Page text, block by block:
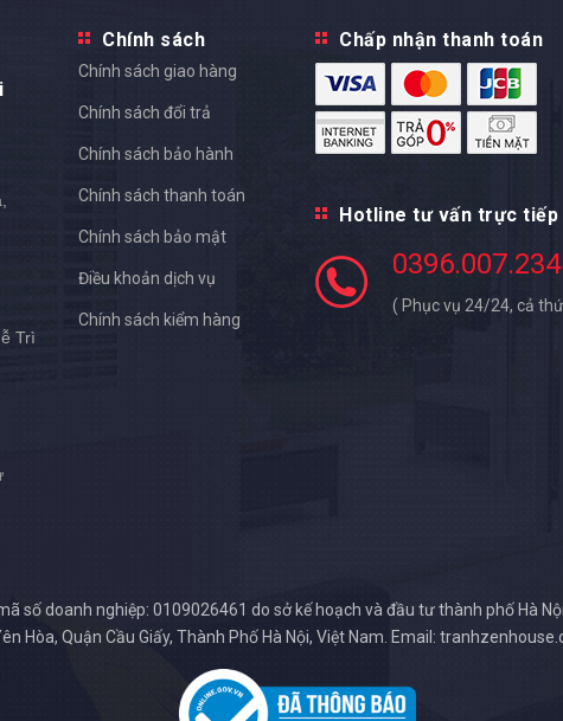
Trì
Chính sách
Chính sách giao hàng
Chính sách đổi trả
Chính sách bảo hành
Chính sách thanh toán
Chính sách bảo mật
Điều khoản dịch vụ
Chính sách kiểm hàng
Chấp nhận thanh toán
Hotline tư vấn trực tiếp
0396.007.234
( Phục vụ 24/24, cả
số doanh nghiệp: 0109026461 do sở kế hoạch và đầu tư thành phố Hà
Hòa, Quận Cầu Giấy, Thành Phố Hà Nội, Việt Nam. Email: